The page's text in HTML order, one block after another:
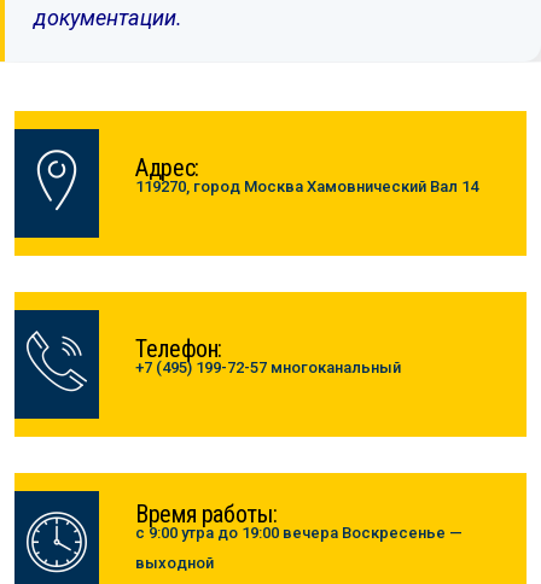
документации.
Адрес:
119270, город Москва Хамовнический Вал 14
Телефон:
+7 (495) 199-72-57 многоканальный
Время работы:
с 9:00 утра до 19:00 вечера Воскресенье —
выходной